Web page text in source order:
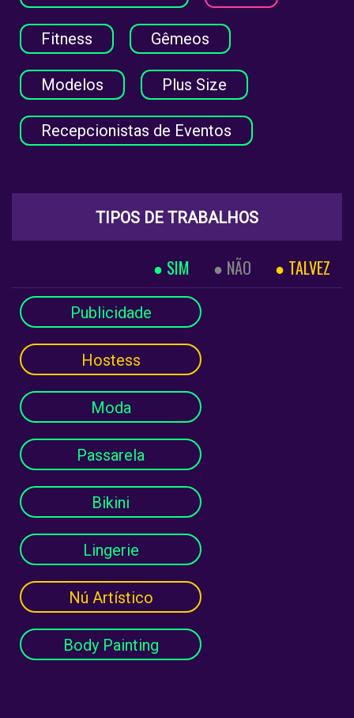
Fitness Gêmeos
Modelos Plus Size
Recepcionistas de Eventos
TIPOS DE TRABALHOS
SIM NÃO TALVEZ
Publicidade
Hostess
Moda
Passarela
Bikini
Lingerie
Nú Artístico
Body Painting